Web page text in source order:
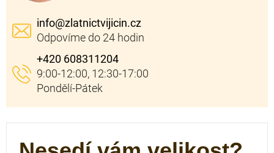
info@zlatnictvijicin.cz
+420 608311204